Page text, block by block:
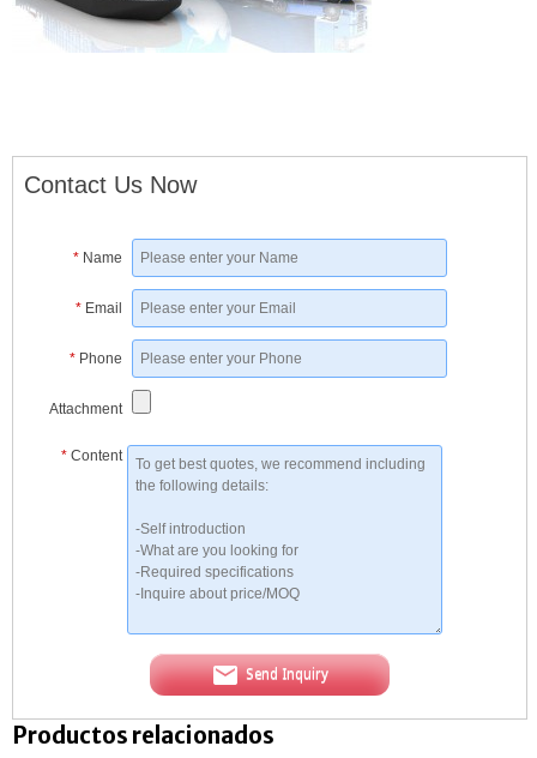
Contact Us Now
* Name
* Email
* Phone
Attachment
* Content
Send Inquiry
Productos relacionados